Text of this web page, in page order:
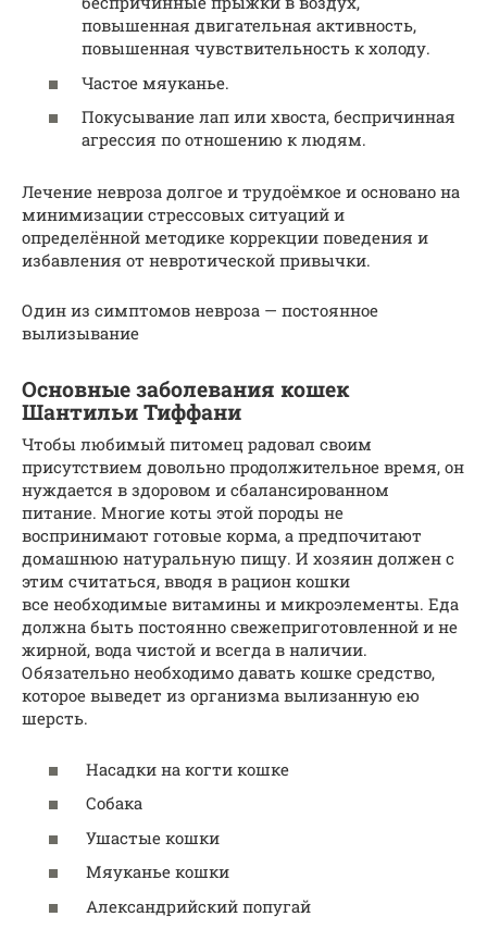
повышенная двигательная активность,
повышенная чувствительность к холоду.
Частое мяуканье.
Покусывание лап или хвоста, беспричинная
агрессия по отношению к людям.
Лечение невроза долгое и трудоёмкое и основано на
минимизации стрессовых ситуаций и
определённой методике коррекции поведения и
избавления от невротической привычки.
Один из симптомов невроза — постоянное
вылизывание
Основные заболевания кошек
Шантильи Тиффани
Чтобы любимый питомец радовал своим
присутствием довольно продолжительное время, он
нуждается в здоровом и сбалансированном
питание. Многие коты этой породы не
воспринимают готовые корма, а предпочитают
домашнюю натуральную пищу. И хозяин должен с
этим считаться, вводя в рацион кошки
все необходимые витамины и микроэлементы. Еда
должна быть постоянно свежеприготовленной и не
жирной, вода чистой и всегда в наличии.
Обязательно необходимо давать кошке средство,
которое выведет из организма вылизанную ею
шерсть.
Насадки на когти кошке
Собака
Ушастые кошки
Мяуканье кошки
Александрийский попугай